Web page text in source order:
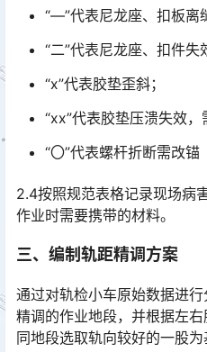
“—”代表尼龙座、扣板离
“二”代表尼龙座、扣件失
“ⅹ”代表胶垫歪斜；
“ⅹⅹ”代表胶垫压溃失效，
“〇”代表螺杆折断需改锚
2.4按照规范表格记录现场病
作业时需要携带的材料。
三、编制轨距精调方案
通过对轨检小车原始数据进
精调的作业地段，并根据左
同地段选取轨向较好的一股为